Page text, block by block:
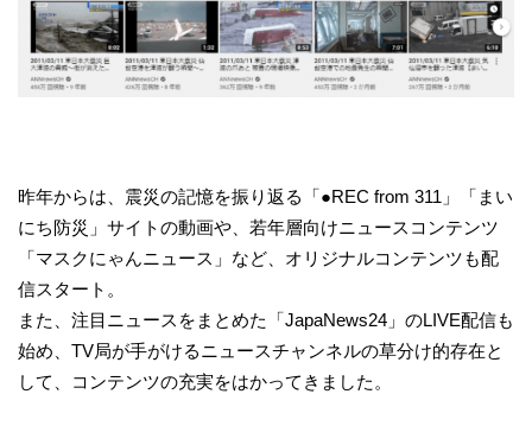
昨年からは、震災の記憶を振り返る「●REC from 311」「まい
にち防災」サイトの動画や、若年層向けニュースコンテンツ
「マスクにゃんニュース」など、オリジナルコンテンツも配
信スタート。
また、注目ニュースをまとめた「JapaNews24」のLIVE配信も
始め、TV局が手がけるニュースチャンネルの草分け的存在と
して、コンテンツの充実をはかってきました。